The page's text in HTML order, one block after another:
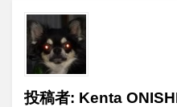
投稿者: Kenta